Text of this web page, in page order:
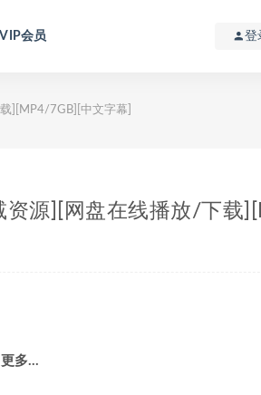
VIP会员 登
][MP4/7GB][中文字幕]
资源][网盘在线播放/下载
多…